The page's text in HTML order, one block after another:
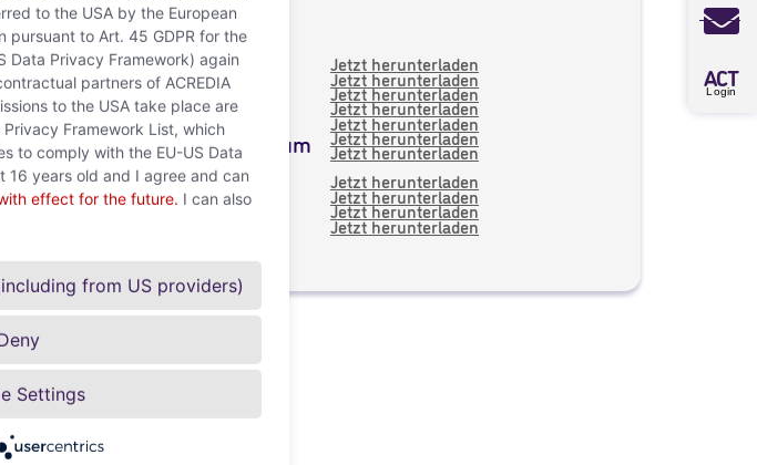
A CT
Login
Geschäftsberichte
Geschäftsbericht 2024 Jetzt herunterladen
Geschäftsbericht 2023 Jetzt herunterladen
Geschäftsbericht 2022 Jetzt herunterladen
Geschäftsbericht 2021 Jetzt herunterladen
Geschäftsbericht 2020 Jetzt herunterladen
Geschäftsbericht 2019 Jetzt herunterladen
weitere Informationen zum
Geschäftsbericht 2019
Jetzt herunterladen
Geschäftsbericht 2018 Jetzt herunterladen
Geschäftsbericht 2017 Jetzt herunterladen
Geschäftsbericht 2016 Jetzt herunterladen
Jetzt herunterladen
to the USA by the European
pursuant to Art. 45 GDPR for the
Data Privacy Framework) again
partners of ACREDIA
to the USA take place are
Framework List, which
to comply with the EU-US Data
16 years old and I agree and can
effect for the future. I can also
from US providers)
Settings